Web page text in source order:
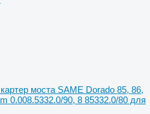
картер моста SAME Dorado 85, 86,
0.008.5332.0/90, 8 85332.0/80 для